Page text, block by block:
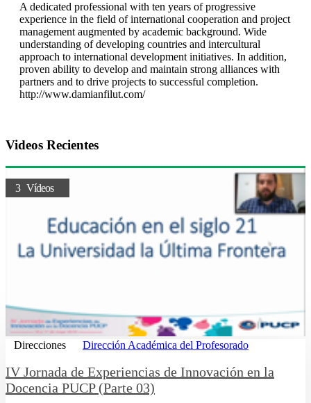
A dedicated professional with ten years of progressive
experience in the field of international cooperation and project
management augmented by academic background. Wide
understanding of developing countries and intercultural
approach to international development initiatives. In addition,
proven ability to develop and maintain strong alliances with
partners and to drive projects to successful completion.
http://www.damianfilut.com/
Videos Recientes
3 Vídeos
Direcciones Dirección Académica del Profesorado
IV Jornada de Experiencias de Innovación en la
Docencia PUCP (Parte 03)